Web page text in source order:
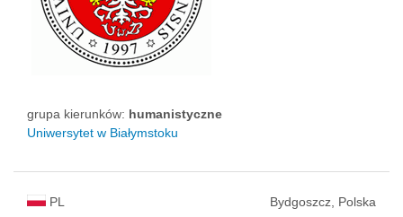
grupa kierunków: humanistyczne
Uniwersytet w Białymstoku
PL Bydgoszcz, Polska